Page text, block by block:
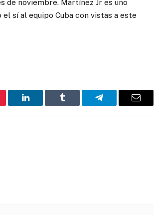
de noviembre. Martínez Jr es uno
sí al equipo Cuba con vistas a este
LinkedIn Tumblr Telegram Email